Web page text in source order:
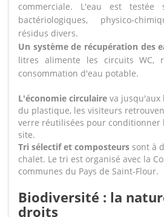
commerciale. L'eau est testée
bactériologiques, physico-
résidus divers.
Un système de récupération des
litres alimente les circuits WC,
consommation d'eau potable.
L'économie circulaire va
du plastique, les visiteurs
verre réutilisées pour conditionner
site.
Tri sélectif et composteurs sont à
chalet. Le tri est organisé avec la
communes du Pays de Saint-Flour.
Biodiversité : la
droits